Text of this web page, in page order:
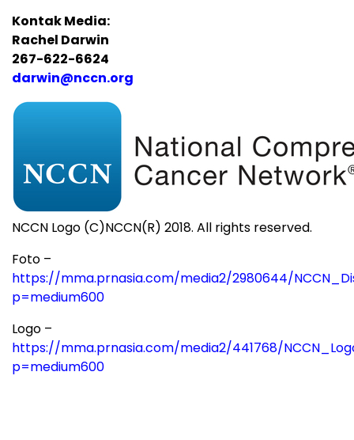
Kontak Media:
Rachel Darwin
267-622-6624
darwin@nccn.org
NCCN Logo (C)NCCN(R) 2018. All rights reserved.
Foto –
https://mma.prnasia.com/media2/2980644/
p=medium600
Logo –
https://mma.prnasia.com/media2/441768/
p=medium600